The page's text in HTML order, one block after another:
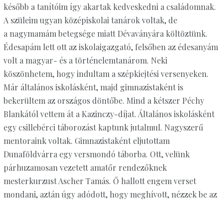
később a tanítóim így akartak kedveskedni a családomnak.
A szüleim ugyan középiskolai tanárok voltak, de
a nagymamám betegsége miatt Dévaványára költöztünk.
Édesapám lett ott az iskolaigazgató, felsőben az édesanyám
volt a magyar- és a történelemtanárom. Neki
köszönhetem, hogy indultam a szépkiejtési versenyeken.
Már általános iskolásként, majd gimnazistaként is
bekerültem az országos döntőbe. Mind a kétszer Péchy
Blankától vettem át a Kazinczy-díjat. Általános iskolásként
egy csillebérci táborozást kaptunk jutalmul. Nagyszerű
mentoraink voltak. Gimnazistaként eljutottam
Dunaföldvárra egy versmondó táborba. Ott, velünk
párhuzamosan vezetett amatőr rendezőknek
mesterkurzust Ascher Tamás. Ő hallott engem verset
mondani, aztán úgy adódott, hogy meghívott, nézzek be az